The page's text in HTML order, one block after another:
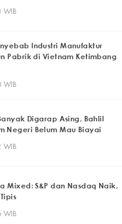
Industri Manufaktur
Pabrik di Vietnam Ketimbang
Digarap Asing, Bahlil
Negeri Belum Mau Biayai
Mixed: S&P dan Nasdaq Naik,